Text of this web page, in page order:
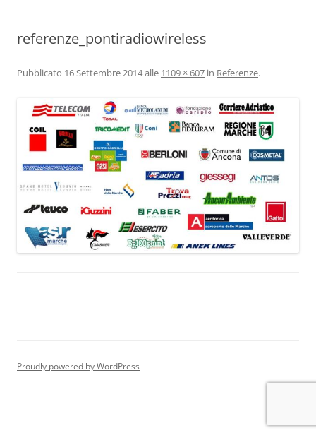
referenze_pontiradiowireless
Pubblicato 16 Settembre 2014alle 1109 × 607 in Referenze.
Proudly powered by WordPress